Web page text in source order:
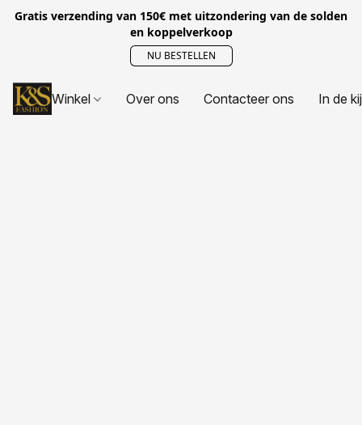
Gratis verzending van 150€ met uitzondering van de solden
en koppelverkoop
NU BESTELLEN
Winkel Over ons Contacteer ons In de